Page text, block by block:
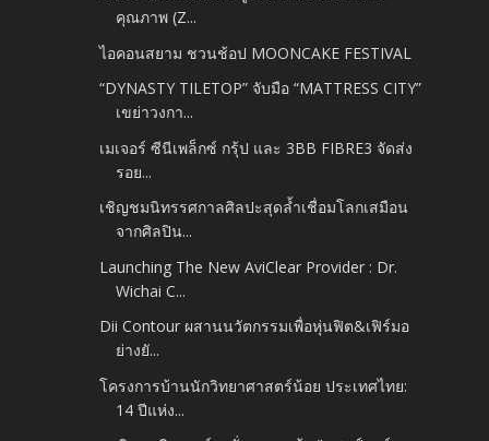
คุณภาพ (Z...
ไอคอนสยาม ชวนช้อป MOONCAKE FESTIVAL
“DYNASTY TILETOP” จับมือ “MATTRESS CITY”
เขย่าวงกา...
เมเจอร์ ซีนีเพล็กซ์ กรุ้ป และ 3BB FIBRE3 จัดส่ง
รอย...
เชิญชมนิทรรศกาลศิลปะสุดล้ำเชื่อมโลกเสมือน
จากศิลปิน...
Launching The New AviClear Provider : Dr.
Wichai C...
Dii Contour ผสานนวัตกรรมเพื่อหุ่นฟิต&เฟิร์มอ
ย่างยั...
โครงการบ้านนักวิทยาศาสตร์น้อย ประเทศไทย:
14 ปีแห่ง...